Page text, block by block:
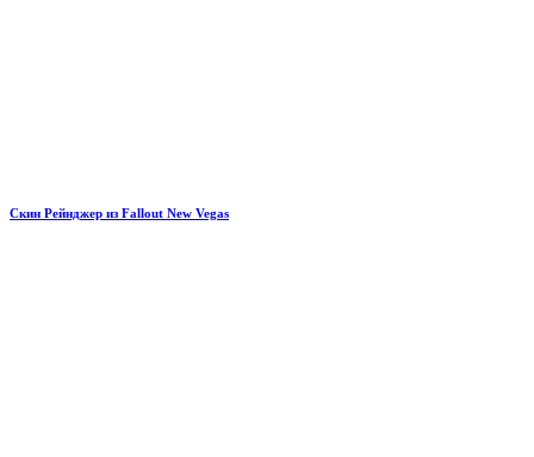
Скин Рейнджер из Fallout New Vegas